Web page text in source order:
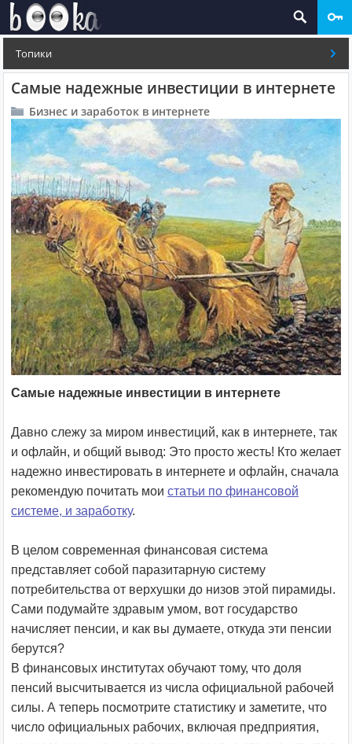
Топики
Самые надежные инвестиции в интернете
Бизнес и заработок в интернете
Самые надежные инвестиции в интернете
Давно слежу за миром инвестиций, как в интернете, так
и офлайн, и общий вывод: Это просто жесть! Кто желает
надежно инвестировать в интернете и офлайн, сначала
рекомендую почитать мои статьи по финансовой
системе, и заработку.
В целом современная финансовая система
представляет собой паразитарную систему
потребительства от верхушки до низов этой пирамиды.
Сами подумайте здравым умом, вот государство
начисляет пенсии, и как вы думаете, откуда эти пенсии
берутся?
В финансовых институтах обучают тому, что доля
пенсий высчитывается из числа официальной рабочей
силы. А теперь посмотрите статистику и заметите, что
число официальных рабочих, включая предприятия,